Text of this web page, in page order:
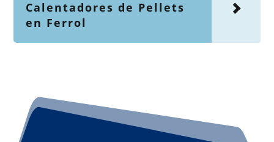
Calentadores de Pellets
en Ferrol